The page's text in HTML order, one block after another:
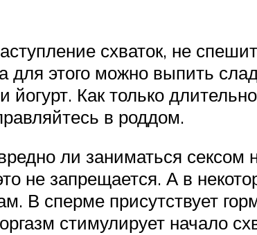
схваток, не
этого можно выпить
Как только
в роддом.
ли заниматься сексом
не запрещается. А в
В сперме присутствует
стимулирует начало